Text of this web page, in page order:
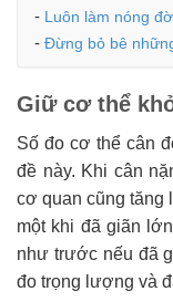
Luôn làm nóng
Đừng bỏ bê
Giữ cơ thể
Số đo cơ thể cân
đề này. Khi cân
cơ quan cũng tăng
một khi đã giãn
như trước nếu đã
đo trọng lượng và